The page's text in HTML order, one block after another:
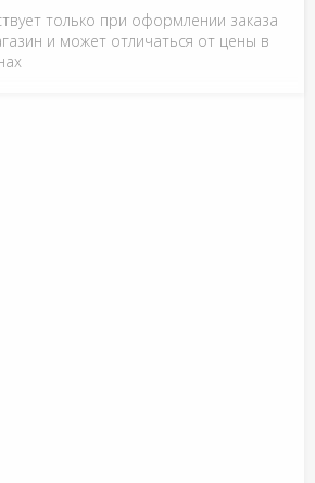
только при оформлении заказа
и может отличаться от цены в